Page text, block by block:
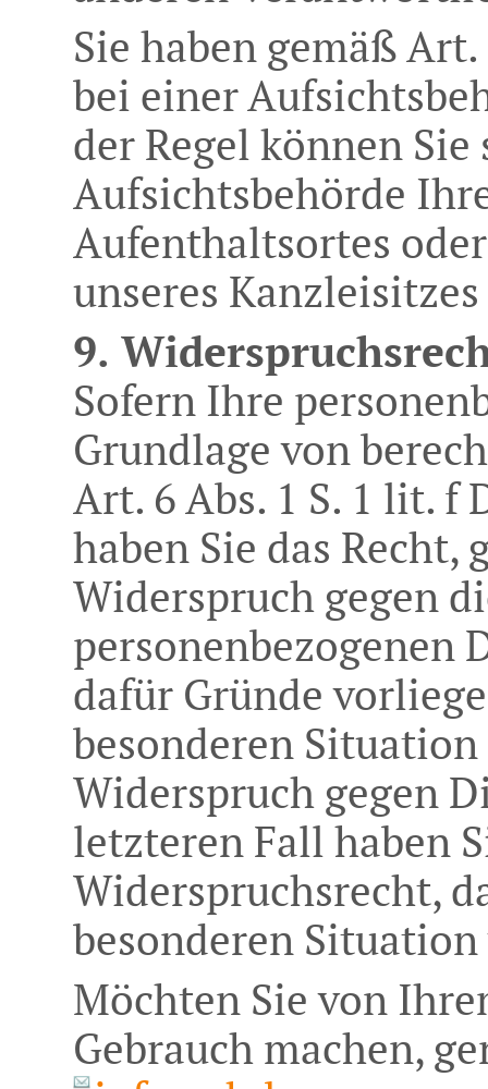
Sie haben gemäß Art.
bei einer
der Regel können
Aufsichtsbehörde
Aufenthaltsortes
unseres
9.
Sofern Ihre
Grundlage von
Art. 6 Abs. 1 S. 1 lit. f
haben Sie das Recht,
Widerspruch gegen
personenbezogenen
dafür Gründe
besonderen
Widerspruch gegen
letzteren Fall haben
Widerspruchsrecht,
besonderen
Möchten Sie von
Gebrauch machen,